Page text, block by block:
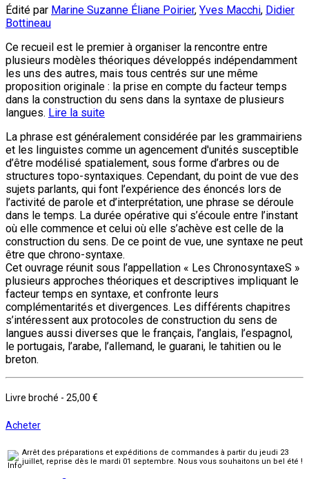
Édité par Marine Suzanne Éliane Poirier, Yves Macchi, Didier
Bottineau
Ce recueil est le premier à organiser la rencontre entre
plusieurs modèles théoriques développés indépendamment
les uns des autres, mais tous centrés sur une même
proposition originale : la prise en compte du facteur temps
dans la construction du sens dans la syntaxe de plusieurs
langues. Lire la suite
La phrase est généralement considérée par les grammairiens
et les linguistes comme un agencement d'unités susceptible
d’être modélisé spatialement, sous forme d’arbres ou de
structures topo-syntaxiques. Cependant, du point de vue des
sujets parlants, qui font l’expérience des énoncés lors de
l’activité de parole et d’interprétation, une phrase se déroule
dans le temps. La durée opérative qui s’écoule entre l’instant
où elle commence et celui où elle s’achève est celle de la
construction du sens. De ce point de vue, une syntaxe ne peut
être que chrono-syntaxe.
Cet ouvrage réunit sous l’appellation « Les ChronosyntaxeS »
plusieurs approches théoriques et descriptives impliquant le
facteur temps en syntaxe, et confronte leurs
complémentarités et divergences. Les différents chapitres
s’intéressent aux protocoles de construction du sens de
langues aussi diverses que le français, l’anglais, l’espagnol,
le portugais, l’arabe, l’allemand, le guarani, le tahitien ou le
breton.
Livre broché - 25,00 €
Acheter
Arrêt des préparations et expéditions de commandes à partir du jeudi 23
juillet, reprise dès le mardi 01 septembre. Nous vous souhaitons un bel été !